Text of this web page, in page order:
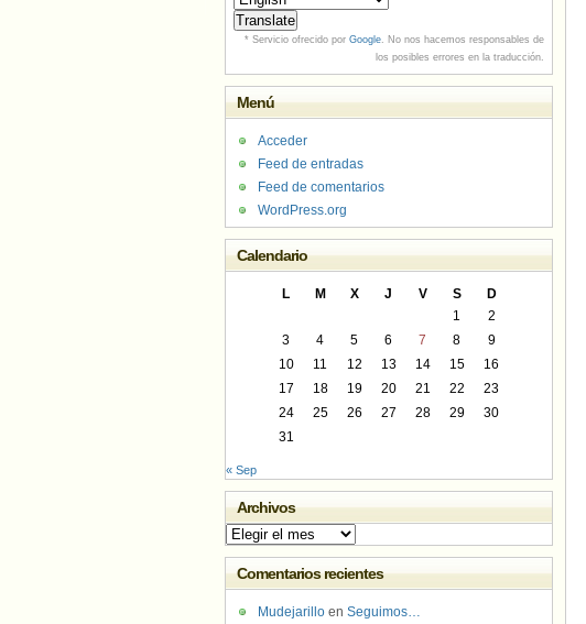
* Servicio ofrecido por Google. No nos hacemos responsables de
los posibles errores en la traducción.
Menú
Acceder
Feed de entradas
Feed de comentarios
WordPress.org
Calendario
L M X J V S
D
1
2
3
4 5 6 7 8
9
10
11 12 13 14 15
16
17
18 19 20 21 22
23
24
25 26 27 28 29
30
31
« Sep
Archivos
Archivos
Comentarios recientes
Mudejarillo en Seguimos…